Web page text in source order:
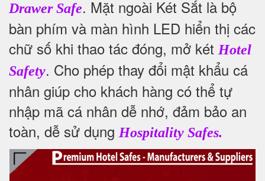
Drawer Safe. Mặt ngoài Két Sắt là bộ
bàn phím và màn hình LED hiển thị các
chữ số khi thao tác đóng, mở két Hotel
Safety. Cho phép thay đổi mật khẩu cá
nhân giúp cho khách hàng có thể tự
nhập mã cá nhân dễ nhớ, đảm bảo an
toàn, dễ sử dụng Hospitality Safes.